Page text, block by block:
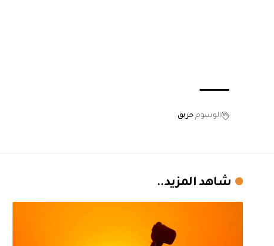
الوسوم حريق
شاهد المزيد..